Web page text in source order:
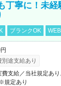
丁寧に！未
ブランクOK
別途支給あり
費支給／当社規定あ
規定あり